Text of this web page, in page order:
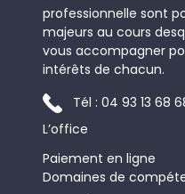
professionnelle sont
majeurs au cours
vous accompagner
intérêts de chacun.
Tél : 04 93 13 68
L’office
Paiement en ligne
Domaines de